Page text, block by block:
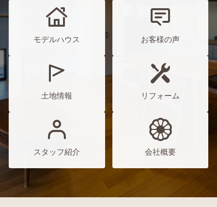
モデルハウス お客様の声
土地情報 リフォーム
スタッフ紹介 会社概要